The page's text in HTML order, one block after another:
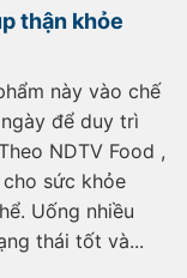
xuyen-an-3-mon-nay-
thận khỏe
này vào chế
để duy trì
NDTV Food ,
sức khỏe
Uống nhiều
thái tốt và...